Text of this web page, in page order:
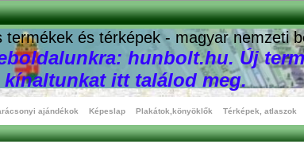
termékek és térképek - magyar nemzeti
hunbolt.hu. Új
kínaltunkat itt találod meg.
ajándékok Képeslap Plakátok,könyöklők Térképek, atlaszok